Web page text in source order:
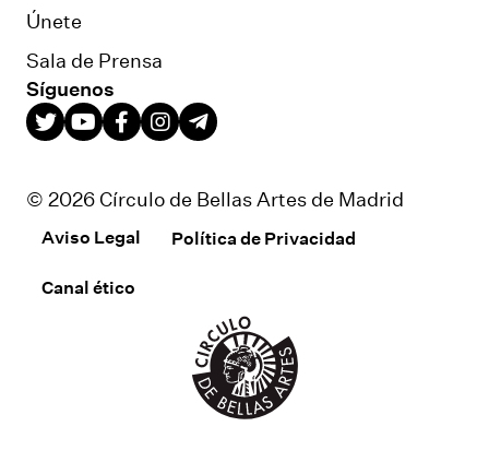
Únete
Sala de Prensa
Síguenos
© 2026 Círculo de Bellas Artes de Madrid
Aviso Legal Política de Privacidad
Canal ético